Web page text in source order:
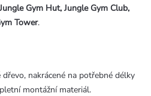
Gym Hut, Jungle Gym Club,
Tower.
nakrácené na potřebné délky
montážní materiál.